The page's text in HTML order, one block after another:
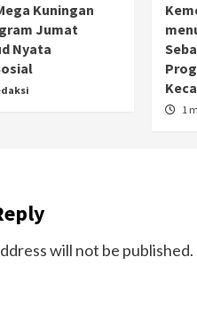
Kuningan
Jumat
Nyata
1
will not be published.